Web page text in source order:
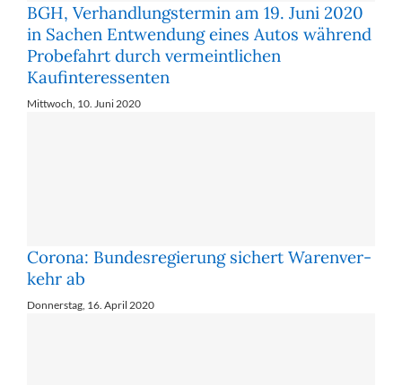
BGH, Verhandlungstermin am 19. Juni 2020
in Sachen Entwendung eines Autos während
Probefahrt durch vermeintlichen
Kaufinteressenten
Mittwoch, 10. Juni 2020
Corona: Bun­des­re­gie­rung si­chert Wa­ren­ver­
kehr ab
Donnerstag, 16. April 2020